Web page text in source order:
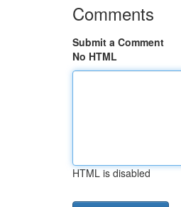
Comments
Submit a Comment
No HTML
HTML is disabled